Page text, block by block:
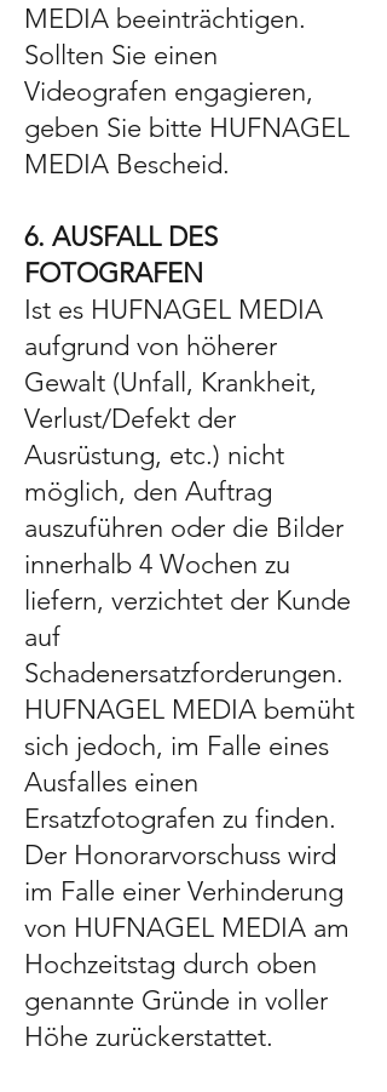
MEDIA beeinträchtigen.
Sollten Sie einen
Videografen engagieren,
geben Sie bitte HUFNAGEL
MEDIA Bescheid.
6. AUSFALL DES
FOTOGRAFEN
Ist es HUFNAGEL MEDIA
aufgrund von höherer
Gewalt (Unfall, Krankheit,
Verlust/Defekt der
Ausrüstung, etc.) nicht
möglich, den Auftrag
auszuführen oder die Bilder
innerhalb 4 Wochen zu
liefern, verzichtet der Kunde
auf
Schadenersatzforderungen.
HUFNAGEL MEDIA bemüht
sich jedoch, im Falle eines
Ausfalles einen
Ersatzfotografen zu finden.
Der Honorarvorschuss wird
im Falle einer Verhinderung
von HUFNAGEL MEDIA am
Hochzeitstag durch oben
genannte Gründe in voller
Höhe zurückerstattet.